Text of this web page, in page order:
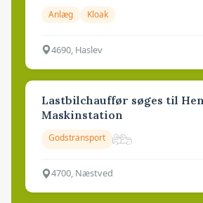
Anlæg Kloak
4690, Haslev
Lastbilchauffør søges til
Maskinstation
Godstransport
4700, Næstved